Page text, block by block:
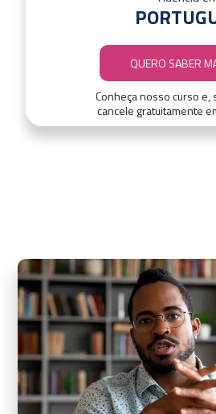
QUERO SABER
Conheça nosso curso e,
cancele gratuitamente